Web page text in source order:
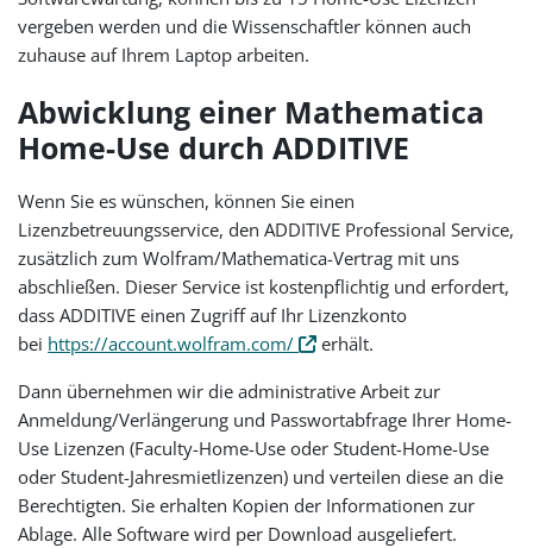
vergeben werden und die Wissenschaftler können auch
zuhause auf Ihrem Laptop arbeiten.
Abwicklung einer Mathematica
Home-Use durch ADDITIVE
Wenn Sie es wünschen, können Sie einen
Lizenzbetreuungsservice, den ADDITIVE Professional Service,
zusätzlich zum Wolfram/Mathematica-Vertrag mit uns
abschließen. Dieser Service ist kostenpflichtig und erfordert,
dass ADDITIVE einen Zugriff auf Ihr Lizenzkonto
bei https://account.wolfram.com/
erhält.
Dann übernehmen wir die administrative Arbeit zur
Anmeldung/Verlängerung und Passwortabfrage Ihrer Home-
Use Lizenzen (Faculty-Home-Use oder Student-Home-Use
oder Student-Jahresmietlizenzen) und verteilen diese an die
Berechtigten. Sie erhalten Kopien der Informationen zur
Ablage. Alle Software wird per Download ausgeliefert.